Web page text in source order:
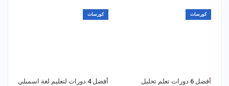
كورسات
أفضل 6 دورات تعلم تحليل
كورسات
أفضل 4 دورات لتعليم لغة اسمبلي